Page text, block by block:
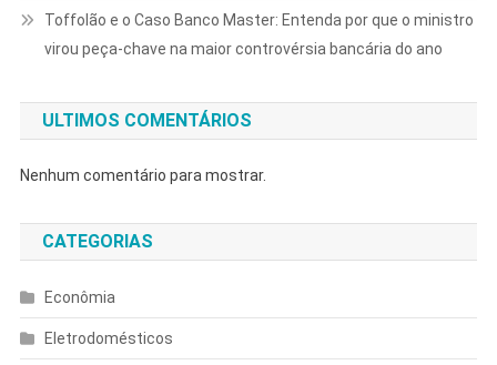
Toffolão e o Caso Banco Master: Entenda por que o ministro
virou peça-chave na maior controvérsia bancária do ano
ULTIMOS COMENTÁRIOS
Nenhum comentário para mostrar.
CATEGORIAS
Econômia
Eletrodomésticos